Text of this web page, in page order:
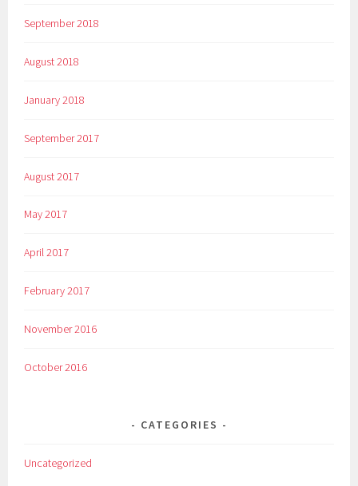
September 2018
August 2018
January 2018
September 2017
August 2017
May 2017
April 2017
February 2017
November 2016
October 2016
CATEGORIES
Uncategorized